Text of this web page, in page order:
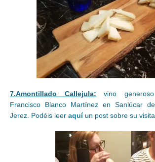
7.Amontillado Callejula: vino
Francisco Blanco Martínez en Sanlúcar
Jerez. Podéis leer aquíun post sobre su